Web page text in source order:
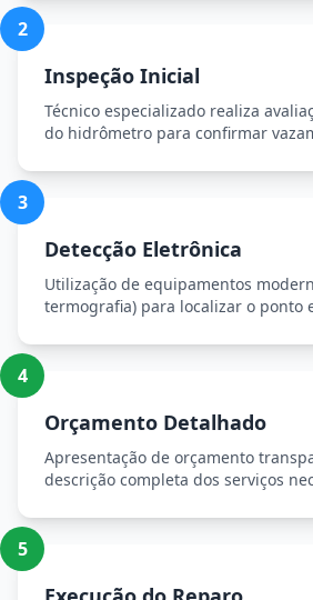
2
Inspeção Inicial
Técnico especializado realiza
do hidrômetro para confirmar
3
Detecção Eletrônica
Utilização de equipamentos
termografia) para localizar o ponto
4
Orçamento Detalhado
Apresentação de orçamento
descrição completa dos serviços
5